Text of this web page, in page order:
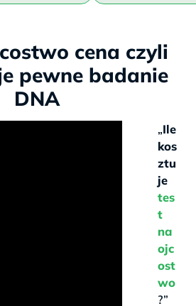
cena czyli
pewne badanie
DNA
„Ile
kos
ztu
je
tes
t
na
ojc
ost
wo
?”